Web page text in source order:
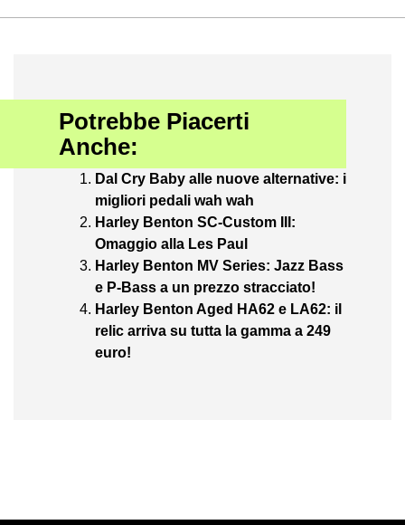
Potrebbe Piacerti
Anche:
Dal Cry Baby alle nuove alternative: i
migliori pedali wah wah
Harley Benton SC-Custom III:
Omaggio alla Les Paul
Harley Benton MV Series: Jazz Bass
e P-Bass a un prezzo stracciato!
Harley Benton Aged HA62 e LA62: il
relic arriva su tutta la gamma a 249
euro!